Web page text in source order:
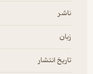
ناشر
زبان
تاریخ انتشار